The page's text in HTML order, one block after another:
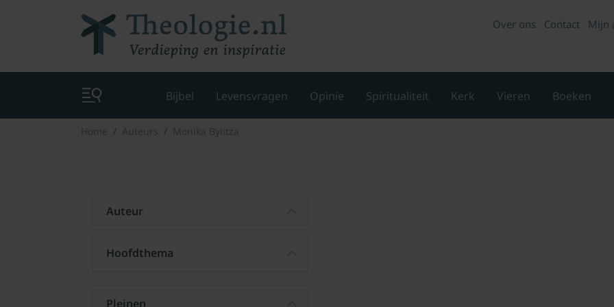
Over ons Contact Mijn
Bijbel Levensvragen Opinie Spiritualiteit Kerk Vieren Boeken
Home Auteurs Monika Bylitza
Auteur
Hoofdthema
Pleinen